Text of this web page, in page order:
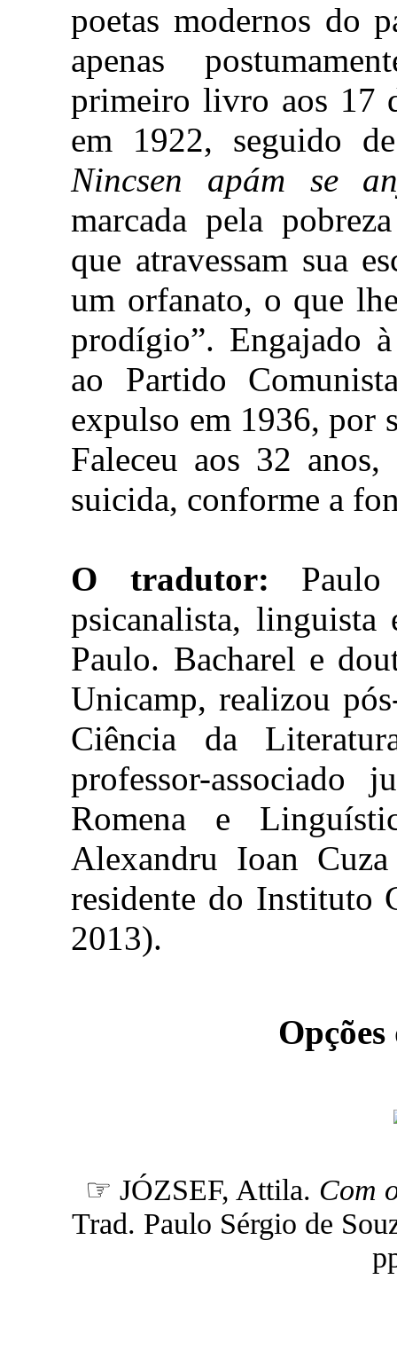
poetas modernos do
apenas
primeiro livro aos 17
em 1922, seguido
Nincsen apám se
marcada pela
que atravessam sua
um orfanato, o que
prodígio”. Engajado
ao Partido
expulso em 1936, por
Faleceu aos 32
suicida, conforme a
O tradutor:
psicanalista, linguista
Paulo. Bacharel e
Unicamp, realizou
Ciência da
professor-
Romena e
Alexandru Ioan
residente do Instituto
2013).
☞ JÓZSEF, Attila. Com
Trad. Paulo Sérgio de